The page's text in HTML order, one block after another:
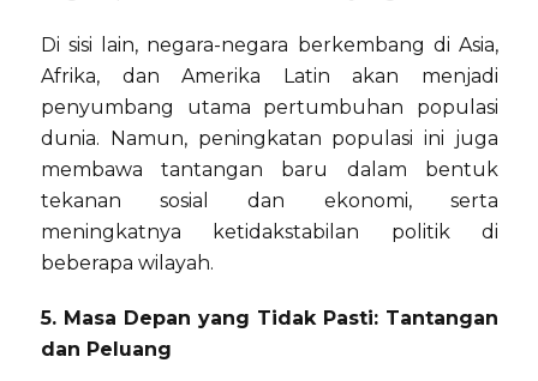
Di sisi lain, negara-negara berkembang di Asia,
Afrika, dan Amerika Latin akan menjadi
penyumbang utama pertumbuhan populasi
dunia. Namun, peningkatan populasi ini juga
membawa tantangan baru dalam bentuk
tekanan sosial dan ekonomi, serta
meningkatnya ketidakstabilan politik di
beberapa wilayah.
5. Masa Depan yang Tidak Pasti: Tantangan
dan Peluang